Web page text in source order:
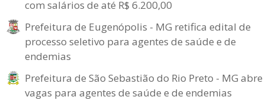
com salários de até R$ 6.200,00
Prefeitura de Eugenópolis - MG retifica edital de
processo seletivo para agentes de saúde e de
endemias
Prefeitura de São Sebastião do Rio Preto - MG abre
vagas para agentes de saúde e de endemias